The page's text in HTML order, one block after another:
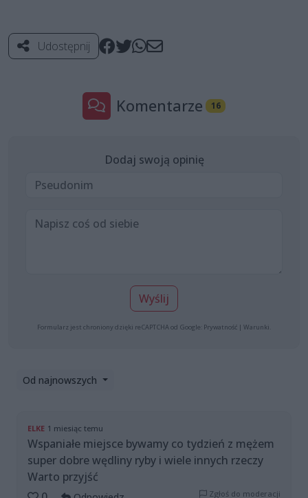
Udostępnij
Komentarze 16
Dodaj swoją opinię
Wyślij
Formularz jest chroniony dzięki reCAPTCHA od Google: Prywatność | Warunki
Od najnowszych
ELKE 1 miesiąc temu
Wspaniałe miejsce bywamy co tydzień z mężem
super dobre wędliny ryby i wiele innych rzeczy
Warto przyjść
Zgłoś do moderacji